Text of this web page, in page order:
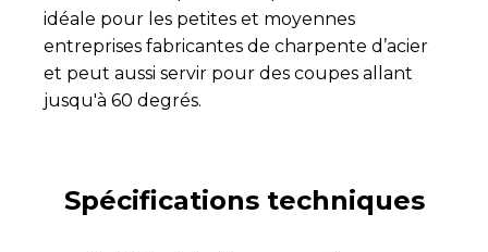
idéale pour les petites et moyennes
entreprises fabricantes de charpente d’acier
et peut aussi servir pour des coupes allant
jusqu'à 60 degrés.
Spécifications techniques